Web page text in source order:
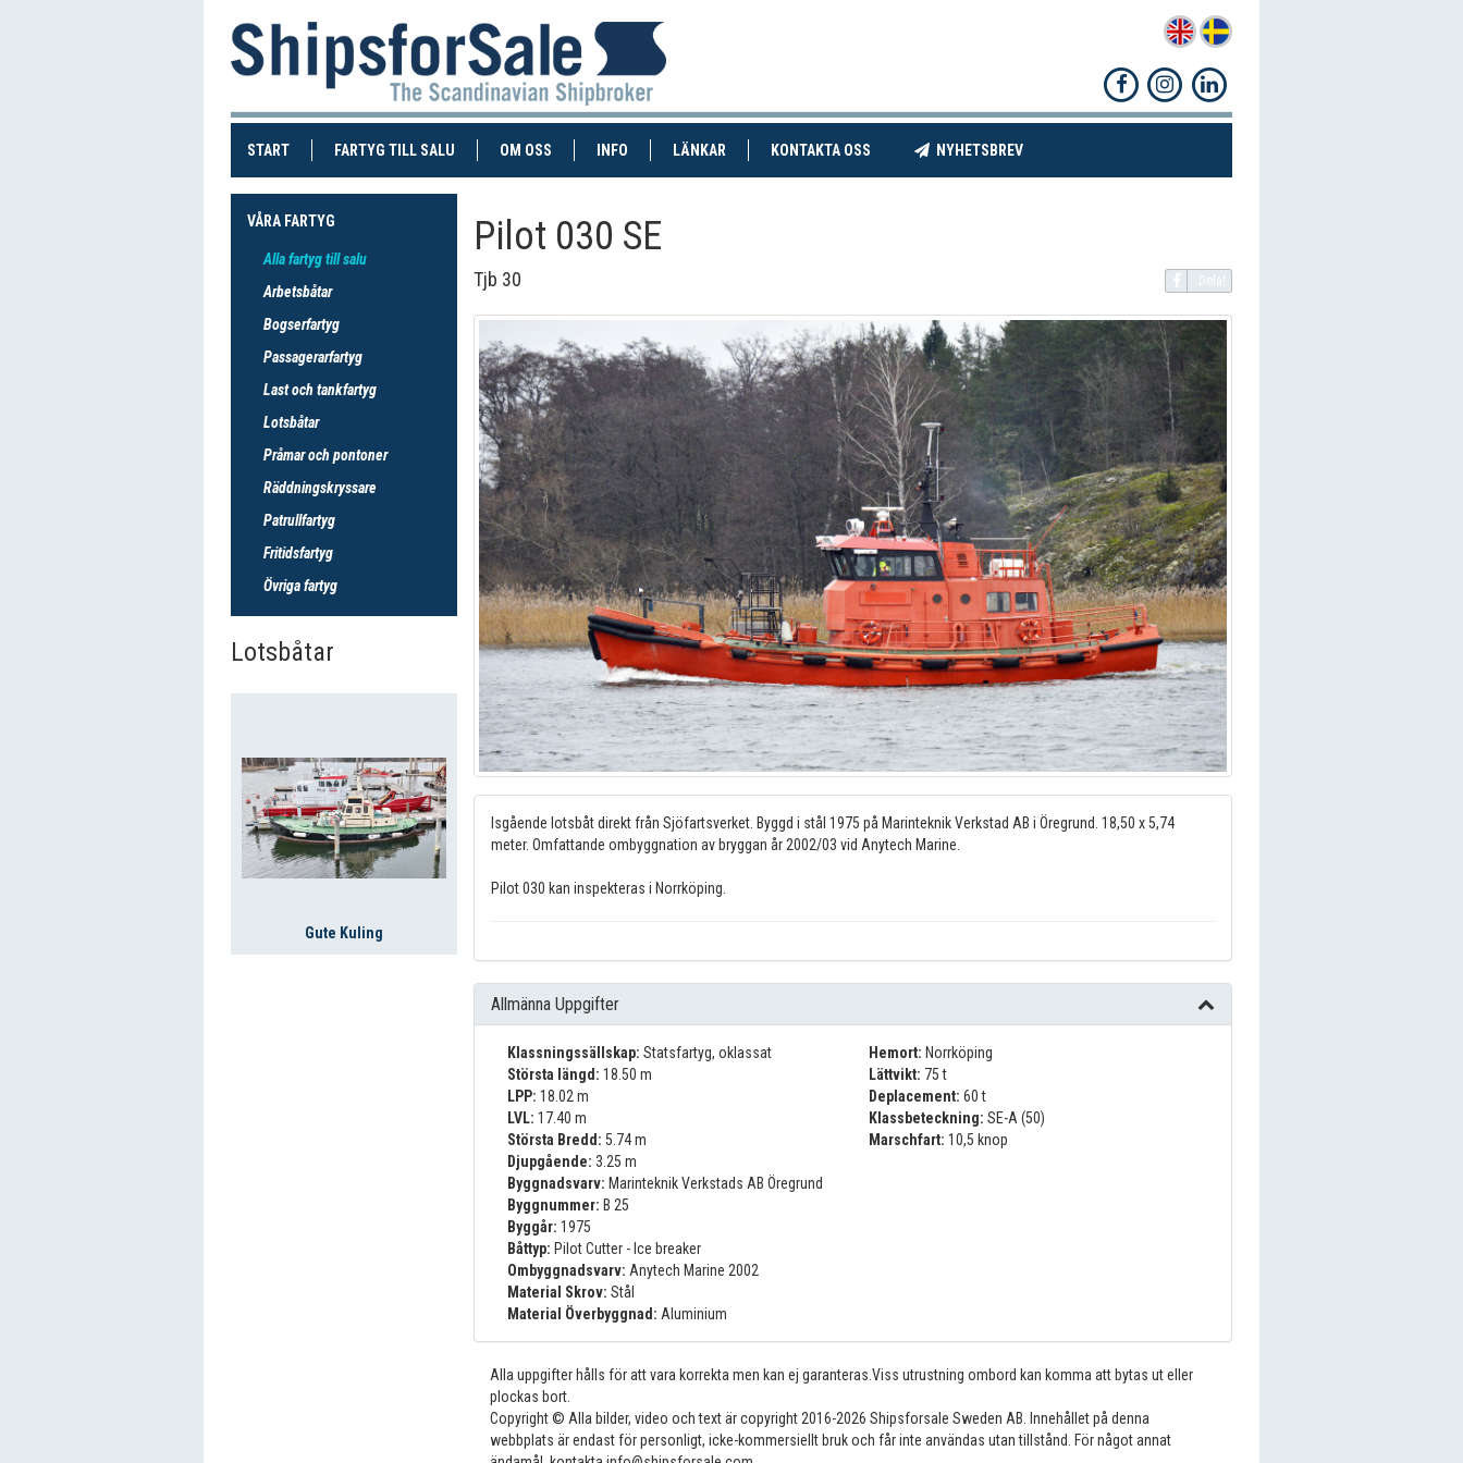
START(CURRENT)FARTYG TILL SALU (CURRENT)OM OSS INFO LÄNKAR KONTAKTA OSS (CURRENT)NYHETSBREV(CURRENT)
VÅRA FARTYG
Alla fartyg till salu
Arbetsbåtar
Bogserfartyg
Passagerarfartyg
Last och tankfartyg
Lotsbåtar
Pråmar och pontoner
Räddningskryssare
Patrullfartyg
Fritidsfartyg
Övriga fartyg
Lotsbåtar
Gute Kuling
Pilot 030 SE
Tjb 30 Dela!
Isgående lotsbåt direkt från Sjöfartsverket. Byggd i stål 1975 på Marinteknik Verkstad AB i Öregrund. 18,50 x 5,74
meter. Omfattande ombyggnation av bryggan år 2002/03 vid Anytech Marine.
Pilot 030 kan inspekteras i Norrköping.
Allmänna Uppgifter
Klassningssällskap: Statsfartyg, oklassat
Största längd: 18.50 m
LPP: 18.02 m
LVL: 17.40 m
Största Bredd: 5.74 m
Djupgående: 3.25 m
Byggnadsvarv: Marinteknik Verkstads AB Öregrund
Byggnummer: B 25
Byggår: 1975
Båttyp: Pilot Cutter - Ice breaker
Ombyggnadsvarv: Anytech Marine 2002
Material Skrov: Stål
Material Överbyggnad: Aluminium
Hemort: Norrköping
Lättvikt: 75 t
Deplacement: 60 t
Klassbeteckning: SE-A (50)
Marschfart: 10,5 knop
Alla uppgifter hålls för att vara korrekta men kan ej garanteras.Viss utrustning ombord kan komma att bytas ut eller
plockas bort.
Copyright © Alla bilder, video och text är copyright 2016-2026 Shipsforsale Sweden AB. Innehållet på denna
webbplats är endast för personligt, icke-kommersiellt bruk och får inte användas utan tillstånd. För något annat